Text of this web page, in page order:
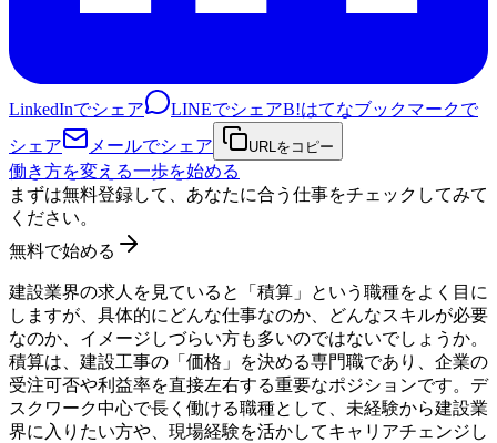
LinkedInでシェア LINEでシェアB!はてなブックマークで
シェア
メールでシェア URLをコピー
働き方を変える一歩を始める
まずは無料登録して、あなたに合う仕事をチェックしてみて
ください。
無料で始める
建設業界の求人を見ていると「積算」という職種をよく目に
しますが、具体的にどんな仕事なのか、どんなスキルが必要
なのか、イメージしづらい方も多いのではないでしょうか。
積算は、建設工事の「価格」を決める専門職であり、企業の
受注可否や利益率を直接左右する重要なポジションです。デ
スクワーク中心で長く働ける職種として、未経験から建設業
界に入りたい方や、現場経験を活かしてキャリアチェンジし